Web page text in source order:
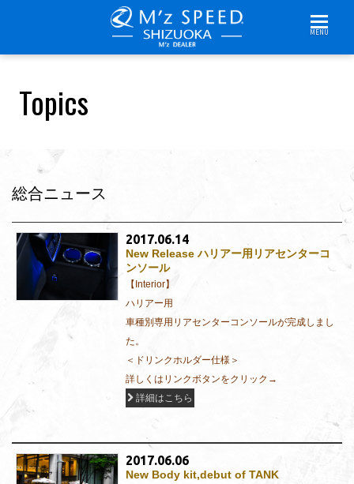
MENU
Topics
総合ニュース
2017.06.14
New Release ハリアー用リアセンターコ
ンソール
【Interior】
ハリアー用
車種別専用リアセンターコンソールが完成しまし
た。
＜ドリンクホルダー仕様＞
詳しくはリンクボタンをクリック→
詳細はこちら
2017.06.06
New Body kit,debut of TANK